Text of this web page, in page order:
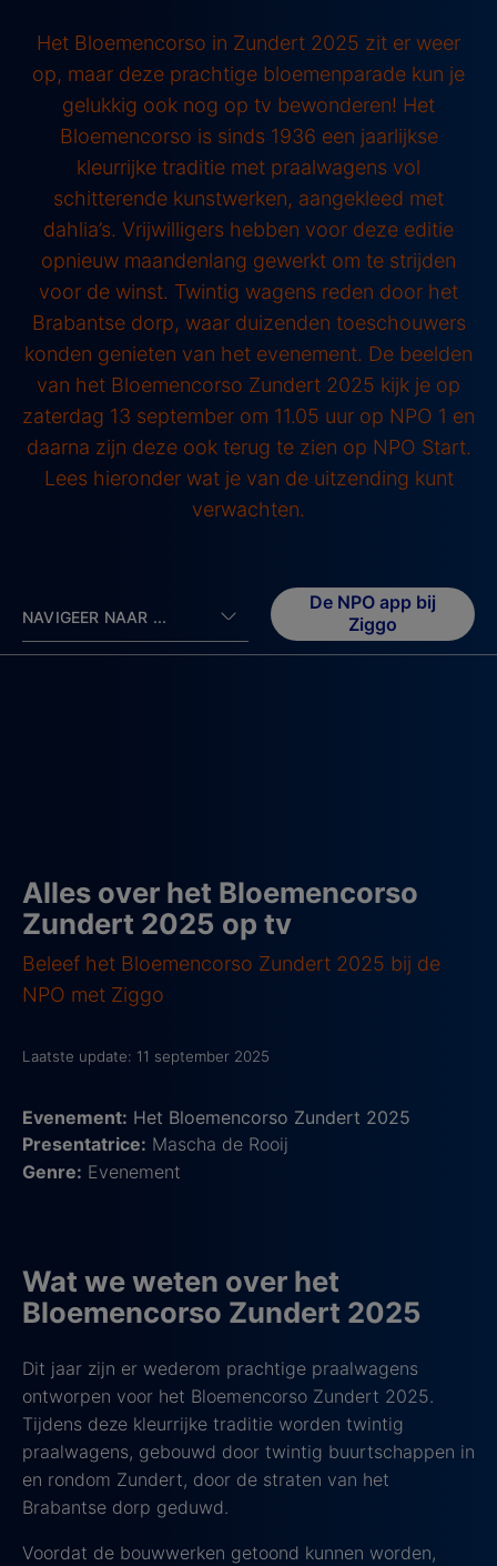
Het Bloemencorso in Zundert 2025 zit er weer
op, maar deze prachtige bloemenparade kun je
gelukkig ook nog op tv bewonderen! Het
Bloemencorso is sinds 1936 een jaarlijkse
kleurrijke traditie met praalwagens vol
schitterende kunstwerken, aangekleed met
dahlia’s. Vrijwilligers hebben voor deze editie
opnieuw maandenlang gewerkt om te strijden
voor de winst. Twintig wagens reden door het
Brabantse dorp, waar duizenden toeschouwers
konden genieten van het evenement. De beelden
van het Bloemencorso Zundert 2025 kijk je op
zaterdag 13 september om 11.05 uur op NPO 1 en
daarna zijn deze ook terug te zien op NPO Start.
Lees hieronder wat je van de uitzending kunt
verwachten.
NAVIGEER NAAR ...
De NPO app bij
Ziggo
Alles over het Bloemencorso
Zundert 2025 op tv
Beleef het Bloemencorso Zundert 2025 bij de
NPO met Ziggo
Laatste update: 11 september 2025
Evenement: Het Bloemencorso Zundert 2025
Presentatrice: Mascha de Rooij
Genre: Evenement
Wat we weten over het
Bloemencorso Zundert 2025
Dit jaar zijn er wederom prachtige praalwagens
ontworpen voor het Bloemencorso Zundert 2025.
Tijdens deze kleurrijke traditie worden twintig
praalwagens, gebouwd door twintig buurtschappen in
en rondom Zundert, door de straten van het
Brabantse dorp geduwd.
Voordat de bouwwerken getoond kunnen worden,